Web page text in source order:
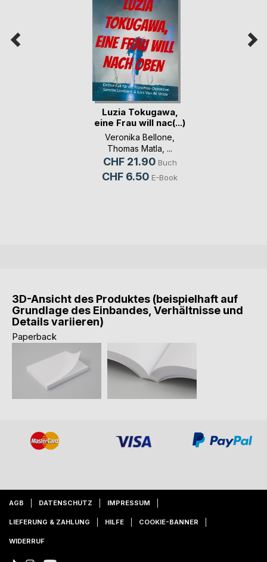
Luzia Tokugawa,
eine Frau will nac(...)
Veronika Bellone
Thomas Matla , ...
CHF 21.90 Buch
CHF 6.50 E-Book
3D-Ansicht des Produktes (beispielhaft auf
Grundlage des Einbandes, Verhältnisse und
Details variieren)
Paperback
AGB DATENSCHUTZ IMPRESSUM
LIEFERUNG & ZAHLUNG HILFE COOKIE-BANNER
WIDERRUF